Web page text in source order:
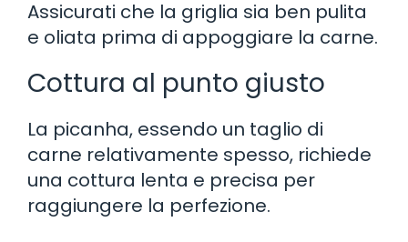
Assicurati che la griglia sia ben pulita
e oliata prima di appoggiare la carne.
Cottura al punto giusto
La picanha, essendo un taglio di
carne relativamente spesso, richiede
una cottura lenta e precisa per
raggiungere la perfezione.